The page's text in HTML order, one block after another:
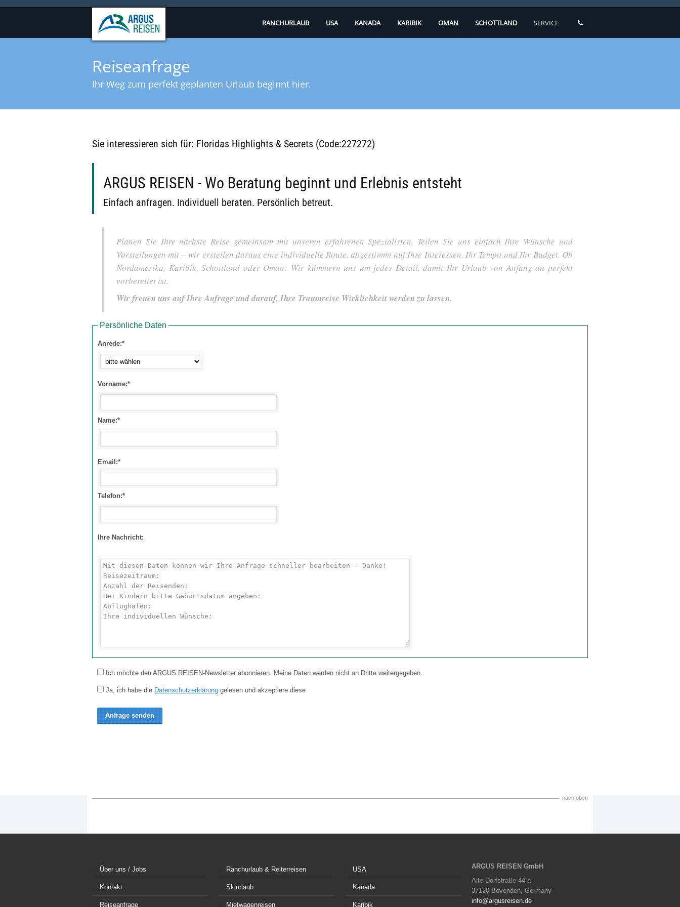
RANCHURLAUB USA KANADA KARIBIK OMAN SCHOTTLAND SERVICE
Reiseanfrage
Ihr Weg zum perfekt geplanten Urlaub beginnt hier.
Sie interessieren sich für: Floridas Highlights & Secrets (Code:227272)
ARGUS REISEN - Wo Beratung beginnt und Erlebnis entsteht
Einfach anfragen. Individuell beraten. Persönlich betreut.
Planen Sie Ihre nächste Reise gemeinsam mit unseren erfahrenen Spezialisten. Teilen Sie uns einfach Ihre Wünsche und
Vorstellungen mit – wir erstellen daraus eine individuelle Route, abgestimmt auf Ihre Interessen, Ihr Tempo und Ihr Budget. Ob
Nordamerika, Karibik, Schottland oder Oman: Wir kümmern uns um jedes Detail, damit Ihr Urlaub von Anfang an perfekt
vorbereitet ist.
Wir freuen uns auf Ihre Anfrage und darauf, Ihre Traumreise Wirklichkeit werden zu lassen.
Persönliche Daten
Anrede:*
Vorname:*
Name:*
Email:*
Telefon:*
Ihre Nachricht:
Ich möchte den ARGUS REISEN-Newsletter abonnieren. Meine Daten werden nicht an Dritte weitergegeben.
Ja, ich habe die Datenschutzerklärung gelesen und akzeptiere diese
nach oben
Über uns / Jobs
Kontakt
Reiseanfrage
Ranchurlaub & Reiterreisen
Skiurlaub
Mietwagenreisen
USA
Kanada
Karibik
ARGUS REISEN GmbH
Alte Dorfstraße 44 a
37120 Bovenden, Germany
info@argusreisen.de